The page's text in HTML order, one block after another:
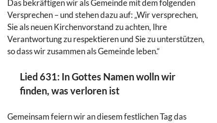
Das bekräftigen wir als Gemeinde mit dem folgenden
Versprechen – und stehen dazu auf: „Wir versprechen,
Sie als neuen Kirchenvorstand zu achten, Ihre
Verantwortung zu respektieren und Sie zu unterstützen,
so dass wir zusammen als Gemeinde leben.“
Lied 631: In Gottes Namen wolln wir
finden, was verloren ist
Gemeinsam feiern wir an diesem festlichen Tag das